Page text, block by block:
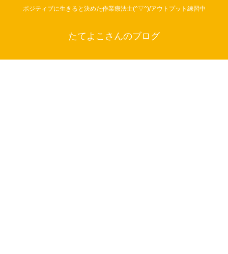
ポジティブに生きると決めた作業療法士(^▽^)/アウトプット練習中
たてよこさんのブログ